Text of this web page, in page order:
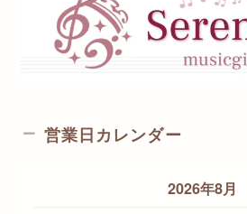
営業日カレンダー
2026年8月